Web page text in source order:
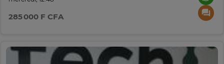
285 000 F CFA